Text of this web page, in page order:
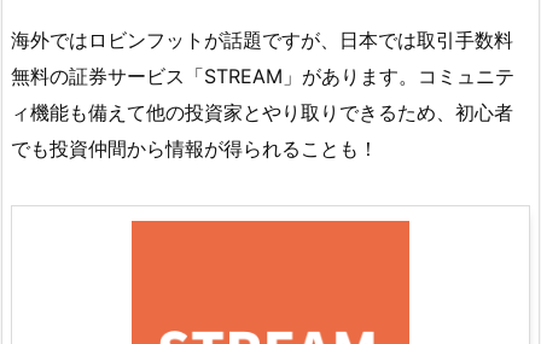
海外ではロビンフットが話題ですが、日本では取引手数料
無料の証券サービス「STREAM」があります。コミュニテ
ィ機能も備えて他の投資家とやり取りできるため、初心者
でも投資仲間から情報が得られることも！